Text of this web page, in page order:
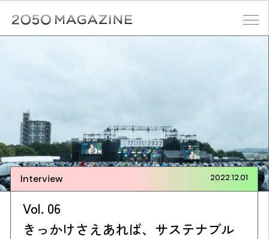
content
Interview 2022.12.01
Vol. 06
きっかけさえあれば、サステナブル